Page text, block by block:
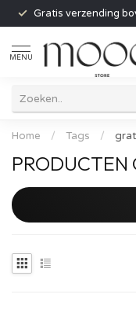
Gratis verzending
MENU
Home / Tags /
PRODUCTEN